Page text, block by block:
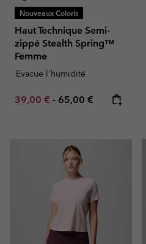
Nouveaux Coloris
Haut Technique Semi-
zippé Stealth Spring™
Femme
Evacue l'humidité
Minimum sale price:
39,00 € - Maximum price:
65,00 €